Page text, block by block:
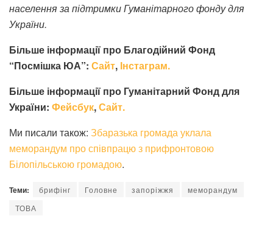
населення за підтримки Гуманітарного фонду для
України.
Більше інформації про Благодійний Фонд
“Посмішка ЮА”: Сайт, Інстаграм.
Більше інформації про Гуманітарний Фонд для
України: Фейсбук,Сайт.
Ми писали також: Збаразька громада уклала
меморандум про співпрацю з прифронтовою
Білопільською громадою.
Теми: брифінг Головне запоріжжя
меморандум
ТОВА